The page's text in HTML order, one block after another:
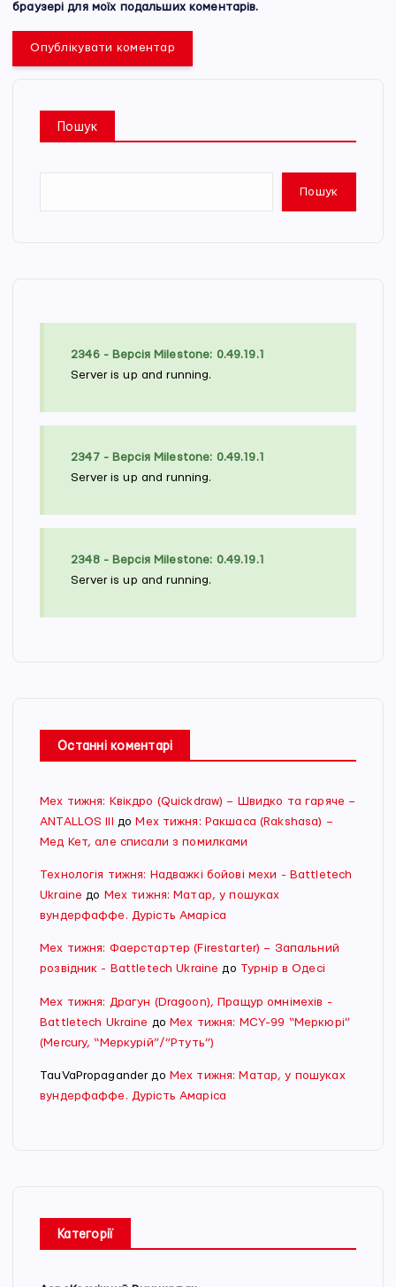
браузері для моїх подальших коментарів.
Пошук
Пошук
2346 - Версія Milestone: 0.49.19.1
Server is up and running.
2347 - Версія Milestone: 0.49.19.1
Server is up and running.
2348 - Версія Milestone: 0.49.19.1
Server is up and running.
Останні коментарі
Мех тижня: Квікдро (Quickdraw) – Швидко та гаряче –
ANTALLOS III
до Мех тижня: Ракшаса (Rakshasa) –
Мед Кет, але списали з помилками
Технологія тижня: Надважкі бойові мехи - Battletech
Ukraine до Мех тижня: Матар, у пошуках
вундерфаффе. Дурість Амаріса
Мех тижня: Фаерстартер (Firestarter) – Запальний
розвідник - Battletech Ukraine до Турнір в Одесі
Мех тижня: Драгун (Dragoon), Пращур омнімехів -
Battletech Ukraine доМех тижня: MCY-99 “Меркюрі”
(Mercury, “Меркурій”/”Ртуть”)
TauVaPropaganderдо Мех тижня: Матар, у пошуках
вундерфаффе. Дурість Амаріса
Категорії